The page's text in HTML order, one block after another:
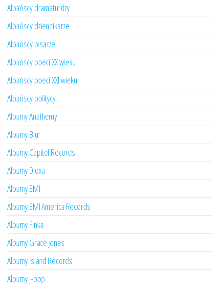
Albańscy dramaturdzy
Albańscy dziennikarze
Albańscy pisarze
Albańscy poeci XX wieku
Albańscy poeci XXI wieku
Albańscy politycy
Albumy Anathemy
Albumy Blur
Albumy Capitol Records
Albumy Dioxa
Albumy EMI
Albumy EMI America Records
Albumy Finka
Albumy Grace Jones
Albumy Island Records
Albumy j-pop